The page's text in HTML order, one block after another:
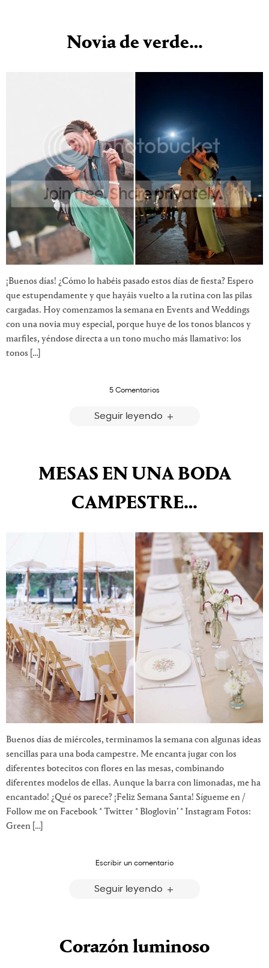
Novia de verde…
¡Buenos días! ¿Cómo lo habéis pasado estos días de fiesta? Espero
que estupendamente y que hayáis vuelto a la rutina con las pilas
cargadas. Hoy comenzamos la semana en Events and Weddings
con una novia muy especial, porque huye de los tonos blancos y
marfiles, yéndose directa a un tono mucho más llamativo: los
tonos […]
5 Comentarios
Seguir leyendo
MESAS EN UNA BODA
CAMPESTRE…
Buenos días de miércoles, terminamos la semana con algunas ideas
sencillas para una boda campestre. Me encanta jugar con los
diferentes botecitos con flores en las mesas, combinando
diferentes modelos de ellas. Aunque la barra con limonadas, me ha
encantado! ¿Qué os parece? ¡Feliz Semana Santa! Sígueme en /
Follow me on Facebook * Twitter * Bloglovin’ * Instagram Fotos:
Green […]
Escribir un comentario
Seguir leyendo
Corazón luminoso